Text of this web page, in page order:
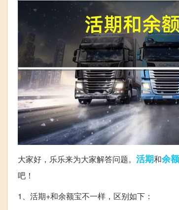
大家好，乐乐来为大家解答问题。 活期和余额
吧！
1、活期+和余额宝不一样，区别如下：